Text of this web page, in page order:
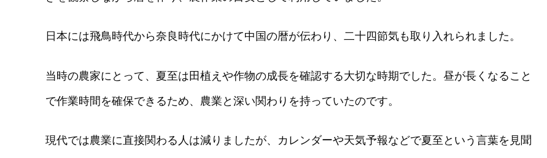
日本には飛鳥時代から奈良時代にかけて中国の暦が伝わり、二十四節気も取り入れられました。
当時の農家にとって、夏至は田植えや作物の成長を確認する大切な時期でした。昼が長くなること
で作業時間を確保できるため、農業と深い関わりを持っていたのです。
現代では農業に直接関わる人は減りましたが、カレンダーや天気予報などで夏至という言葉を見聞